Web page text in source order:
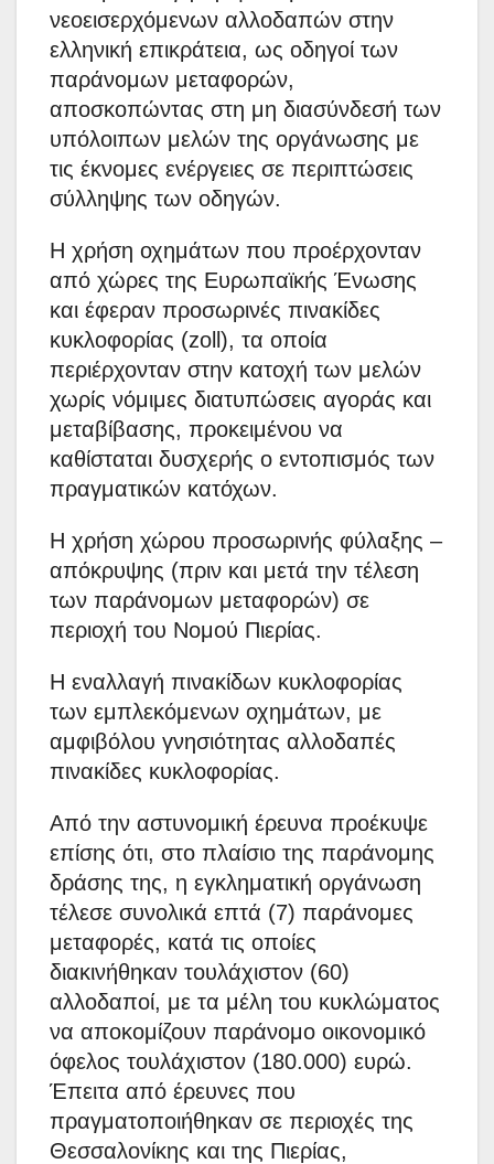
νεοεισερχόμενων αλλοδαπών στην
ελληνική επικράτεια, ως οδηγοί των
παράνομων μεταφορών,
αποσκοπώντας στη μη διασύνδεσή των
υπόλοιπων μελών της οργάνωσης με
τις έκνομες ενέργειες σε περιπτώσεις
σύλληψης των οδηγών.
H χρήση οχημάτων που προέρχονταν
από χώρες της Ευρωπαϊκής Ένωσης
και έφεραν προσωρινές πινακίδες
κυκλοφορίας (zoll), τα οποία
περιέρχονταν στην κατοχή των μελών
χωρίς νόμιμες διατυπώσεις αγοράς και
μεταβίβασης, προκειμένου να
καθίσταται δυσχερής ο εντοπισμός των
πραγματικών κατόχων.
Η χρήση χώρου προσωρινής φύλαξης –
απόκρυψης (πριν και μετά την τέλεση
των παράνομων μεταφορών) σε
περιοχή του Νομού Πιερίας.
Η εναλλαγή πινακίδων κυκλοφορίας
των εμπλεκόμενων οχημάτων, με
αμφιβόλου γνησιότητας αλλοδαπές
πινακίδες κυκλοφορίας.
Από την αστυνομική έρευνα προέκυψε
επίσης ότι, στο πλαίσιο της παράνομης
δράσης της, η εγκληματική οργάνωση
τέλεσε συνολικά επτά (7) παράνομες
μεταφορές, κατά τις οποίες
διακινήθηκαν τουλάχιστον (60)
αλλοδαποί, με τα μέλη του κυκλώματος
να αποκομίζουν παράνομο οικονομικό
όφελος τουλάχιστον (180.000) ευρώ.
Έπειτα από έρευνες που
πραγματοποιήθηκαν σε περιοχές της
Θεσσαλονίκης και της Πιερίας,